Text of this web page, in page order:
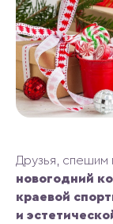
Друзья, спешим
новогодний
краевой
и